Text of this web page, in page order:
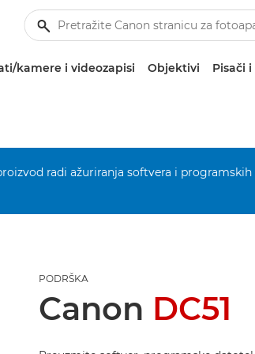
kamere i videozapisi Objektivi Pisači
radi ažuriranja softvera i
PODRŠKA
Canon DC51